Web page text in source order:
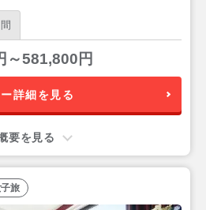
と歴史を楽しむ「ブダペス
～581,800円
詳細を見る
要を見る
旅